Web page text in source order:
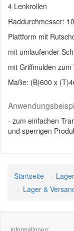
4 Lenkrollen
Raddurchmesser:
Plattform mit
mit umlaufender
mit Griffmulden zum
Maße: (B)600 x
- zum einfachen
und sperrigen
Startseite
Lager &
Informationen: